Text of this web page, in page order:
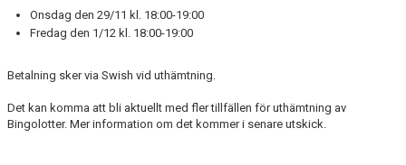
ÖVRIGA AKTIVITETER
Onsdag den 29/11 kl. 18:00-19:00
Fredag den 1/12 kl. 18:00-19:00
Betalning sker via Swish vid uthämtning.
Det kan komma att bli aktuellt med fler tillfällen för uthämtning av
Bingolotter. Mer information om det kommer i senare utskick.